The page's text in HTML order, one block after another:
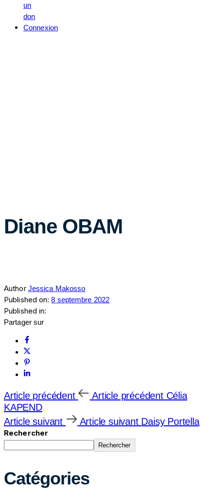
un
don
Connexion
Diane OBAM
Author Jessica Makosso
Published on: 8 septembre 2022
Published in:
Partager sur
Article précédent Article précédent Célia
KAPEND
Article suivant
Article suivant Daisy Portella
Rechercher
Rechercher
Catégories